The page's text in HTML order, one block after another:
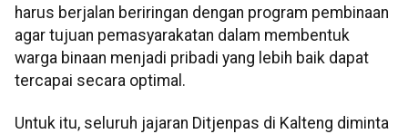
harus berjalan beriringan dengan program pembinaan
agar tujuan pemasyarakatan dalam membentuk
warga binaan menjadi pribadi yang lebih baik dapat
tercapai secara optimal.
Untuk itu, seluruh jajaran Ditjenpas di Kalteng diminta